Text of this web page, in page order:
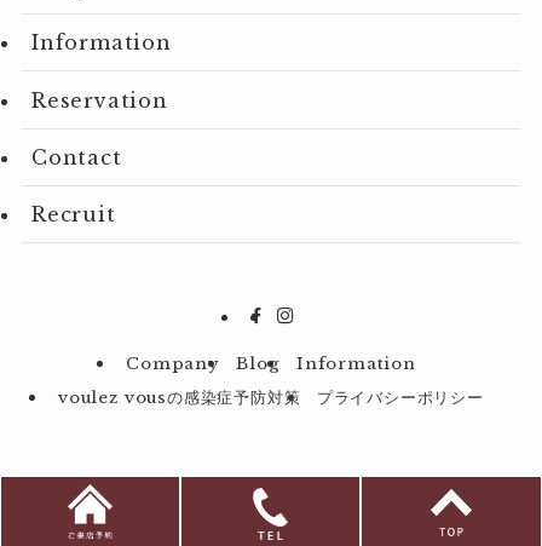
Information
Reservation
Contact
Recruit
Company Blog
Information
voulez vousの感染症予防対策
プライバシーポリシー
2023 P.P.P.Creation Co.Ltd.